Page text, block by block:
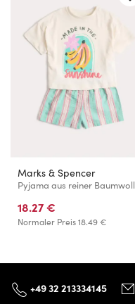
Marks & Spencer
18.27 €
Normaler Preis18.49 €
+49 32 213334145